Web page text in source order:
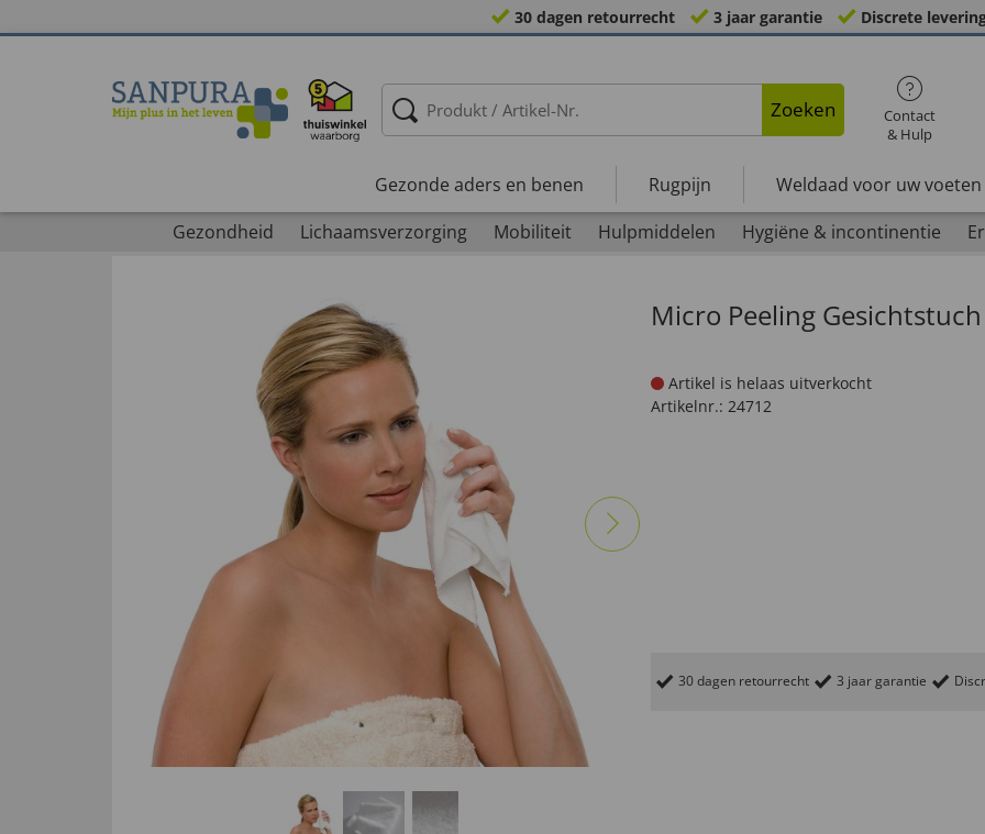
30 dagen retourrecht 3 jaar garantie Discrete
Zoeken
Contact
& Hulp
Gezonde aders en benen Rugpijn Weldaad voor uw voeten
Gezondheid
Lichaamsverzorging Mobiliteit Hulpmiddelen Hygiëne & incontinentie
Micro Peeling
Artikel is helaas uitverkocht
Artikelnr.: 24712
30 dagen retourrecht 3 jaar garantie